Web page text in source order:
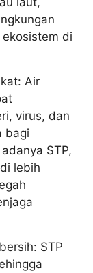
di
Air
virus, dan
bagi
STP,
lebih
STP